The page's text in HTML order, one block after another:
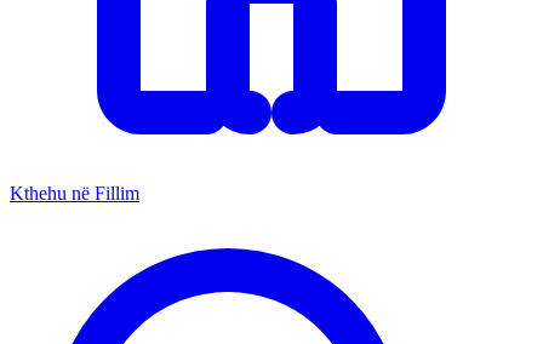
Kthehu në Fillim